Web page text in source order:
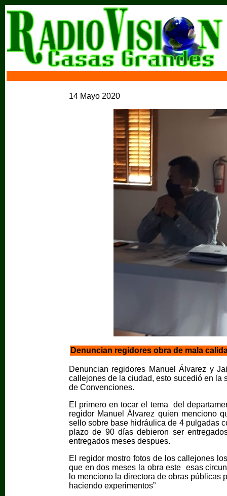
14 Mayo 2020
Denuncian regidores obra de mala
Denuncian regidores Manuel Álvarez y
callejones de la ciudad, esto sucedió en la
de Convenciones.
El primero en tocar el tema del
regidor Manuel Álvarez quien menciono
sello sobre base hidráulica de 4 pulgadas
plazo de 90 días debieron ser
entregados meses despues.
El regidor mostro fotos de los callejones
que en dos meses la obra este esas
lo menciono la directora de obras públicas
haciendo experimentos”